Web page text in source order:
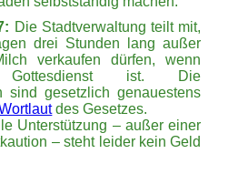
Die Stadtverwaltung teilt mit,
drei Stunden lang außer
verkaufen dürfen, wenn
ist. Die
sind gesetzlich genauestens
des Gesetzes.
Unterstützung – außer einer
– steht leider kein Geld